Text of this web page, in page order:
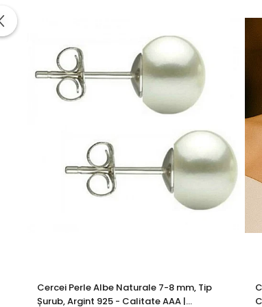
Este această perlă considerată rară?
Da, perlele Edison albe cu diametru peste 13
Poate fi purtată zilnic?
Poate fi purtată, dar recomandăm păstrarea
Ce o face diferită de alte bijuterii cu perle?
Volumul perlei, simetria, luciul metalic natural
Bijuteria vine însoțită de certificat?
Da, primești un certificat oficial care atestă
Cu ce tip de lanț se asortează cel mai bine?
Un lanț subțire sau mediu din aur galben 14K
O bijuterie cu perlă și aur care oferă mai mult
Cercei Perle Albe Naturale 7-8 mm, Tip
Șurub, Argint 925 - Calitate AAA |